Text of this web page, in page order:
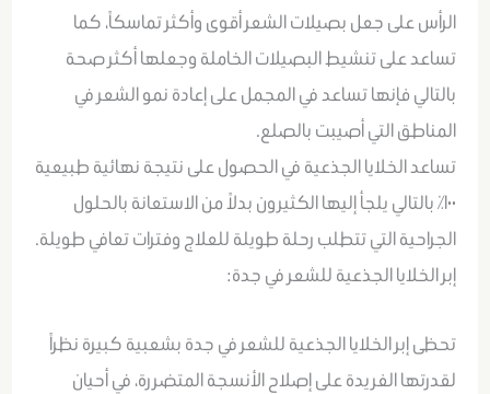
الرأس على جعل بصيلات الشعر أقوى وأكثر تماسكاً، كما
تساعد على تنشيط البصيلات الخاملة وجعلها أكثر صحة
بالتالي فإنها تساعد في المجمل على إعادة نمو الشعر في
المناطق التي أصيبت بالصلع.
تساعد الخلايا الجذعية في الحصول على نتيجة نهائية طبيعية
١٠٠٪ بالتالي يلجأ إليها الكثيرون بدلاً من الاستعانة بالحلول
الجراحية التي تتطلب رحلة طويلة للعلاج وفترات تعافي طويلة.
إبر الخلايا الجذعية للشعر في جدة:
تحظى إبر الخلايا الجذعية للشعر في جدة بشعبية كبيرة نظراً
لقدرتها الفريدة على إصلاح الأنسجة المتضررة، في أحيان